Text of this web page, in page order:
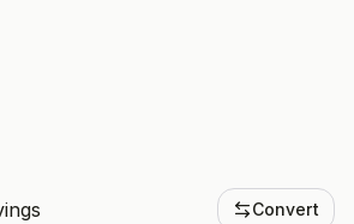
Convert